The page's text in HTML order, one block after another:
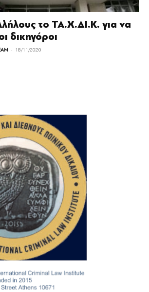
το ΤΑ.Χ.ΔΙ.Κ. για να
δικηγόροι
- 18/11/2020